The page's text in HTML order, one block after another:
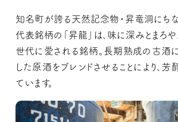
知名町が誇る天然記念物・昇竜洞にち
代表銘柄の「昇龍」は、味に深みとまろ
世代に愛される銘柄。長期熟成の古酒
した原酒をブレンドさせることにより、
ています。